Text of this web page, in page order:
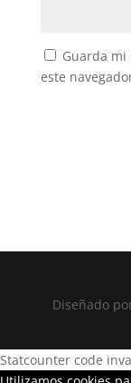
Guarda
este
Diseñado
Statcounter code